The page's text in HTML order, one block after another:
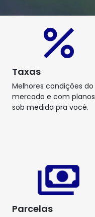
Taxas
Melhores condições do
mercado e com planos
sob medida pra você.
Parcelas